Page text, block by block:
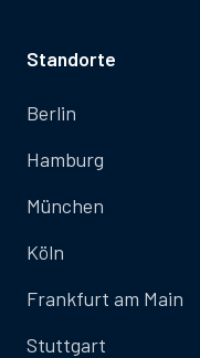
Standorte
Berlin
Hamburg
München
Köln
Frankfurt am Main
Stuttgart